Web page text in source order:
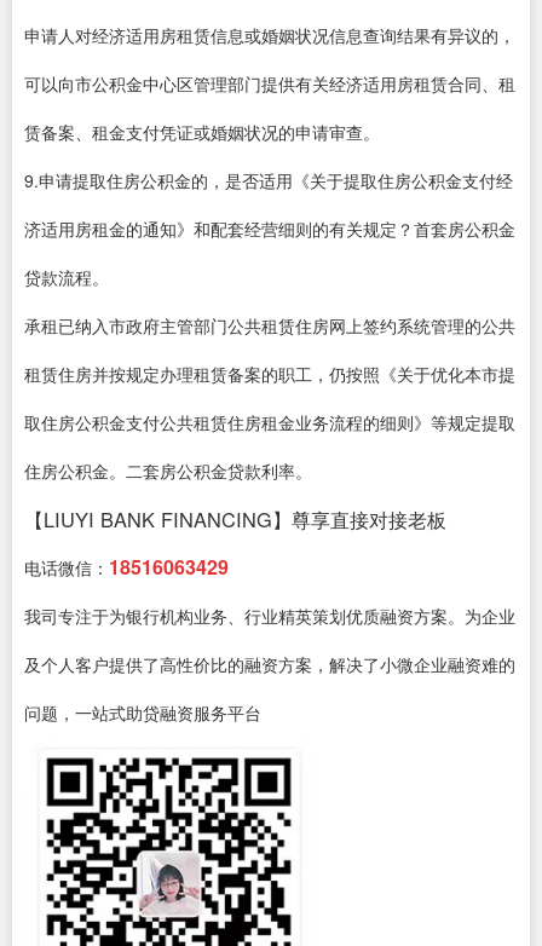
申请人对经济适用房租赁信息或婚姻状况信息查询结果有异议的，
可以向市公积金中心区管理部门提供有关经济适用房租赁合同、租
赁备案、租金支付凭证或婚姻状况的申请审查。
9.申请提取住房公积金的，是否适用《关于提取住房公积金支付经
济适用房租金的通知》和配套经营细则的有关规定？首套房公积金
贷款流程。
承租已纳入市政府主管部门公共租赁住房网上签约系统管理的公共
租赁住房并按规定办理租赁备案的职工，仍按照《关于优化本市提
取住房公积金支付公共租赁住房租金业务流程的细则》等规定提取
住房公积金。二套房公积金贷款利率。
【LIUYI BANK FINANCING】尊享直接对接老板
电话微信： 18516063429
我司专注于为银行机构业务、行业精英策划优质融资方案。为企业
及个人客户提供了高性价比的融资方案，解决了小微企业融资难的
问题，一站式助贷融资服务平台